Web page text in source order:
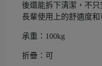
後還能拆下清潔，不
長輩使用上的舒適度和
承重：100kg
折疊：可